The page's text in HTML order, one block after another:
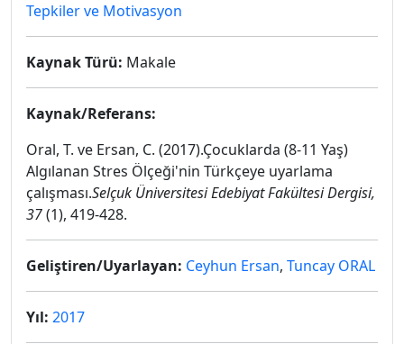
Tepkiler ve Motivasyon
Kaynak Türü: Makale
Kaynak/Referans:
Oral, T. ve Ersan, C. (2017).Çocuklarda (8-11 Yaş)
Algılanan Stres Ölçeği'nin Türkçeye uyarlama
çalışması.Selçuk Üniversitesi Edebiyat Fakültesi Dergisi,
37(1), 419-428.
Geliştiren/Uyarlayan: Ceyhun Ersan, Tuncay ORAL
Yıl: 2017